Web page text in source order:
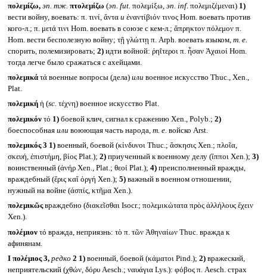
πολεμίζω, эп. тж. πτολεμίζω (эп. fut. πολεμίξω, эп. inf. πολεμιζέμεναι) 1)
вести войну, воевать: π. τινί, ἄντα и ἐναντίβιόν τινος Hom. воевать против
кого-л.; π. μετά τινι Hom. воевать в союзе с кем-л.; ἄπρηκτον πόλεμον π.
Hom. вести бесполезную войну; τῇ γλώττῃ π. Arph. воевать языком, т. е.
спорить, полемизировать; 2)идти войной: ῥηΐτεροι π. ἦσαν Ἀχαιοί Hom.
тогда легче было сражаться с ахейцами.
πολεμικά τά военные вопросы (дела) или военное искусство Thuc., Xen.,
Plat.
πολεμική ἡ (sc. τέχνη) военное искусство Plat.
πολεμικόν τό 1)боевой клич, сигнал к сражению Xen., Polyb.; 2)
боеспособная или воюющая часть народа, т. е. войско Arst.
πολεμικός 3 1)военный, боевой (κίνδυνοι Thuc.; ἄσκησις Xen.; πλοῖα,
σκευή, ἐπιστήμη, βίος Plat.); 2)приученный к военному делу (ἵπποι Xen.); 3)
воинственный (ἀνήρ Xen., Plat.; θεοί Plat.); 4)преисполненный вражды,
враждебный (ἔρις καἴ ὀργή Xen.); 5)важный в военном отношении,
нужный на войне (ἀσπίς, κτῆμα Xen.).
πολεμικῶςвраждебно (διακεῖσθαι Isocr.; πολεμικώτατα πρὸς ἀλλήλους ἔχειν
Xen.).
πολέμιον τό вражда, неприязнь: τὸ π. τῶν Ἀθηναίων Thuc. вражда к
афинянам.
I πολέμιος 3, редко 2 1)военный, боевой (κάματοι Pind.); 2)вражеский,
неприятельский (χθών, δόρυ Aesch.; ναυάγια Lys.): φόβος π. Aesch. страх